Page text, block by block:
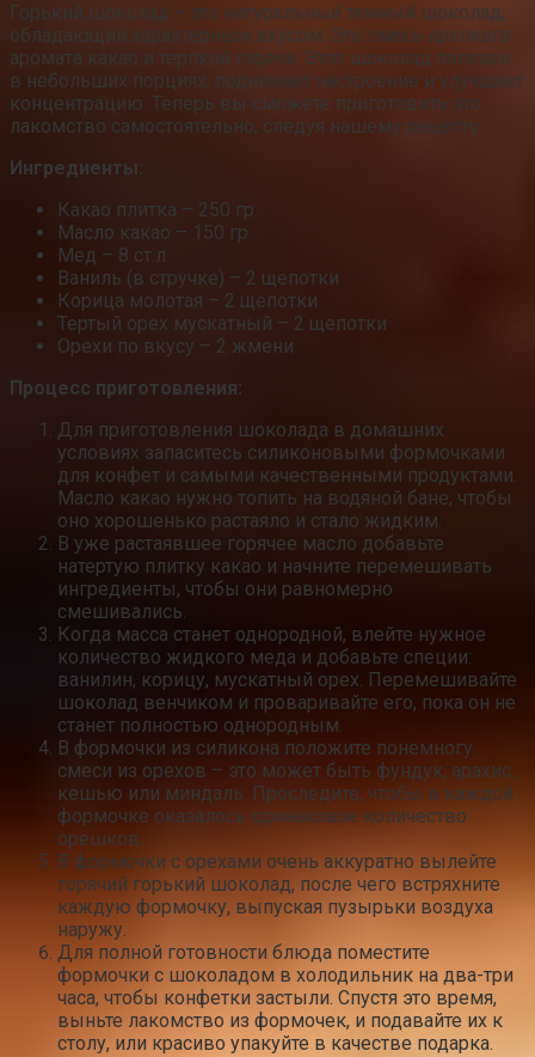
Горький шоколад – это натуральный темный шоколад,
обладающий характерным вкусом. Это смесь крепкого
аромата какао и терпкой горечи. Этот шоколад полезен
в небольших порциях, поднимает настроение и улучшает
концентрацию. Теперь вы сможете приготовить это
лакомство самостоятельно, следуя нашему рецепту.
Ингредиенты:
Какао плитка – 250 гр.
Масло какао – 150 гр.
Мед – 8 ст.л.
Ваниль (в стручке) – 2 щепотки
Корица молотая – 2 щепотки
Тертый орех мускатный – 2 щепотки
Орехи по вкусу – 2 жмени
Процесс приготовления:
Для приготовления шоколада в домашних
условиях запаситесь силиконовыми формочками
для конфет и самыми качественными продуктами.
Масло какао нужно топить на водяной бане, чтобы
оно хорошенько растаяло и стало жидким.
В уже растаявшее горячее масло добавьте
натертую плитку какао и начните перемешивать
ингредиенты, чтобы они равномерно
смешивались.
Когда масса станет однородной, влейте нужное
количество жидкого меда и добавьте специи:
ванилин, корицу, мускатный орех. Перемешивайте
шоколад венчиком и проваривайте его, пока он не
станет полностью однородным.
В формочки из силикона положите понемногу
смеси из орехов – это может быть фундук, арахис,
кешью или миндаль. Проследите, чтобы в каждой
формочке оказалось одинаковое количество
орешков.
В формочки с орехами очень аккуратно вылейте
горячий горький шоколад, после чего встряхните
каждую формочку, выпуская пузырьки воздуха
наружу.
Для полной готовности блюда поместите
формочки с шоколадом в холодильник на два-три
часа, чтобы конфетки застыли. Спустя это время,
выньте лакомство из формочек, и подавайте их к
столу, или красиво упакуйте в качестве подарка.